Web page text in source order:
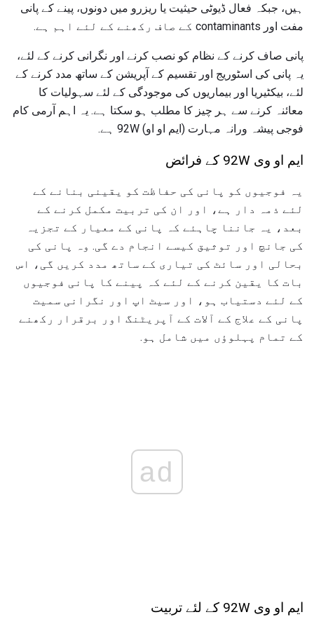
ہیں، جبکہ فعال ڈیوٹی حیثیت یا ریزرو میں دونوں، پینے کے پانی
مفت اور contaminants کے صاف رکھنے کے لئے اہم ہے.
پانی صاف کرنے کے نظام کو نصب کرنے اور نگرانی کرنے کے لئے،
یہ پانی کی اسٹوریج اور تقسیم کے آپریشن کے ساتھ مدد کرنے کے
لئے، بیکٹیریا اور بیماریوں کی موجودگی کے لئے سہولیات کا
معائنہ کرنے سے ہر چیز کا مطلب ہو سکتا ہے. یہ اہم آرمی کام
فوجی پیشہ ورانہ مہارت (ایم او او) 92W ہے.
ایم او وی 92W کے فرائض
یہ فوجیوں کو پانی کی حفاظت کو یقینی بنانے کے
لئے ذمہ دار ہے، اور ان کی تربیت مکمل کرنے کے
بعد، یہ جاننا چاہئے کہ پانی کے معیار کے تجزیہ
کی جانچ اور توثیق کیسے انجام دے گی. وہ پانی کی
بحالی اور سائٹ کی تیاری کے ساتھ مدد کریں گی، اس
بات کا یقین کرنے کے لئے کہ پینے کا پانی فوجیوں
کے لئے دستیاب ہو، اور سیٹ اپ اور نگرانی سمیت
پانی کے علاج کے آلات کے آپریٹنگ اور برقرار رکھنے
کے تمام پہلوؤں میں شامل ہو.
ad
ایم او وی 92W کے لئے تربیت